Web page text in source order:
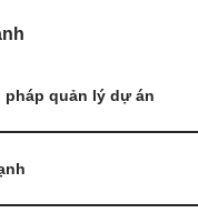
pháp quản lý dự án